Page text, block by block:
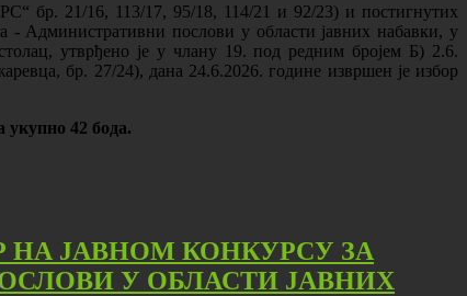
бр. 21/16, 113/17, 95/18, 114/21 и 92/23) и постигнутих
- Административни послови у области јавних набавки, у
утврђено је у члану 19. под редним бројем Б) 2.6.
бр. 27/24), дана 24.6.2026. године извршен је избор
укупно 42 бода.
ЈАВНОМ КОНКУРСУ ЗА
У ОБЛАСТИ ЈАВНИХ